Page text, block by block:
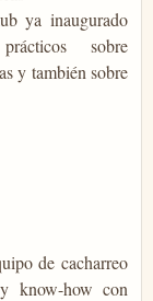
ya inaugurado
prácticos sobre
y también sobre
de cacharreo
y know-how con